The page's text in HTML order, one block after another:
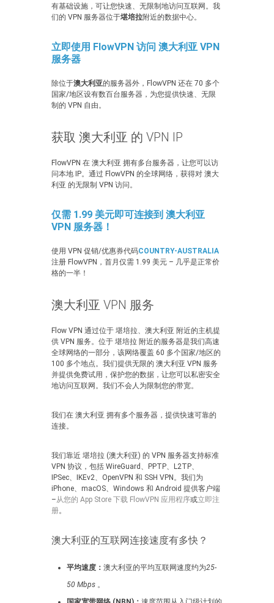
有基础设施，可让您快速、无限制地访问互联网。我
们的 VPN 服务器位于堪培拉附近的数据中心。
立即使用 FlowVPN 访问 澳大利亚 VPN
服务器
除位于澳大利亚的服务器外，FlowVPN 还在 70 多个
国家/地区设有数百台服务器，为您提供快速、无限
制的 VPN 自由。
获取 澳大利亚 的 VPN IP
FlowVPN 在 澳大利亚 拥有多台服务器，让您可以访
问本地 IP。通过 FlowVPN 的全球网络，获得对 澳大
利亚 的无限制 VPN 访问。
仅需 1.99 美元即可连接到 澳大利亚
VPN 服务器！
使用 VPN 促销/优惠券代码COUNTRY-AUSTRALIA
注册 FlowVPN，首月仅需 1.99 美元 – 几乎是正常价
格的一半！
澳大利亚 VPN 服务
Flow VPN 通过位于 堪培拉、澳大利亚 附近的主机提
供 VPN 服务。位于 堪培拉 附近的服务器是我们高速
全球网络的一部分，该网络覆盖 60 多个国家/地区的
100 多个地点。我们提供无限的 澳大利亚 VPN 服务
并提供免费试用，保护您的数据，让您可以私密安全
地访问互联网。我们不会人为限制您的带宽。
我们在 澳大利亚 拥有多个服务器，提供快速可靠的
连接。
我们靠近 堪培拉 (澳大利亚) 的 VPN 服务器支持标准
VPN 协议，包括 WireGuard、PPTP、L2TP、
IPSec、IKEv2、OpenVPN 和 SSH VPN。我们为
iPhone、macOS、Windows 和 Android 提供客户端
–从您的 App Store 下载 FlowVPN 应用程序或立即注
册。
澳大利亚的互联网连接速度有多快？
平均速度： 澳大利亚的平均互联网速度约为25-
50 Mbps 。